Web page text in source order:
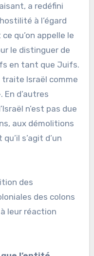
a redéfini
à l’égard
qu’on appelle le
le distinguer de
en tant que Juifs.
Israël comme
d’autres
n’est pas due
aux démolitions
s’agit d’un
des
des colons
leur réaction